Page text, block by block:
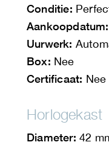
Conditie:
Aankoopdatum:
Uurwerk:
Box: Nee
Certificaat: Nee
Horlogekast
Diameter: 42